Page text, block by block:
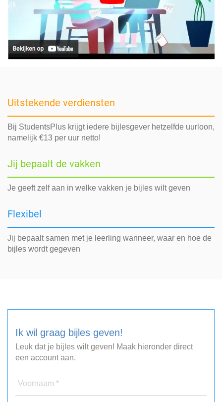
Uitstekende verdiensten
Bij StudentsPlus krijgt iedere bijlesgever hetzelfde uurloon,
namelijk €13 per uur netto!
Jij bepaalt de vakken
Je geeft zelf aan in welke vakken je bijles wilt geven
Flexibel
Jij bepaalt samen met je leerling wanneer, waar en hoe de
bijles wordt gegeven
Ik wil graag bijles geven!
Leuk dat je bijles wilt geven! Maak hieronder direct
een account aan.
Voornaam *